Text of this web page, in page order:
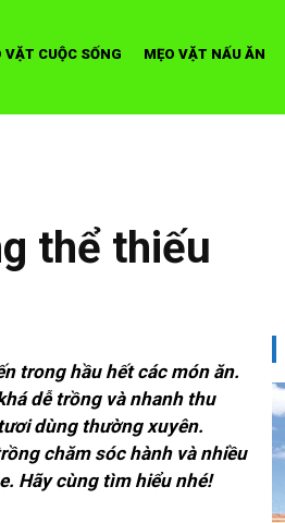
VẶT CUỘC SỐNG MẸO VẶT NẤU ĂN
thể thiếu
trong hầu hết các món ăn.
dễ trồng và nhanh thu
dùng thường xuyên.
chăm sóc hành và nhiều
Hãy cùng tìm hiểu nhé!